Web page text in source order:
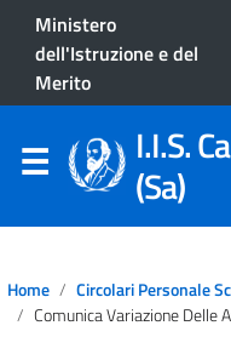
Ministero
dell'Istruzione e del
Merito
I.I.S.
(Sa)
Home Circolari Personale Scolastico
Comunica Variazione Delle Attività Corso Serale IPSEOA E Attività Pomeridiane Del Liceo